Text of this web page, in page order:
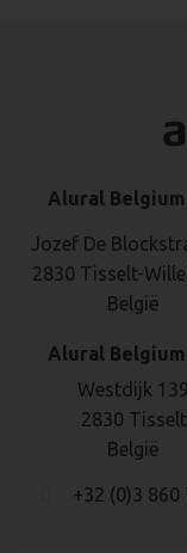
Alural
Jozef De
2830 Tisselt-
België
Alural
Westdijk 139
2830 Tisselt
België
+32 (0)3 860